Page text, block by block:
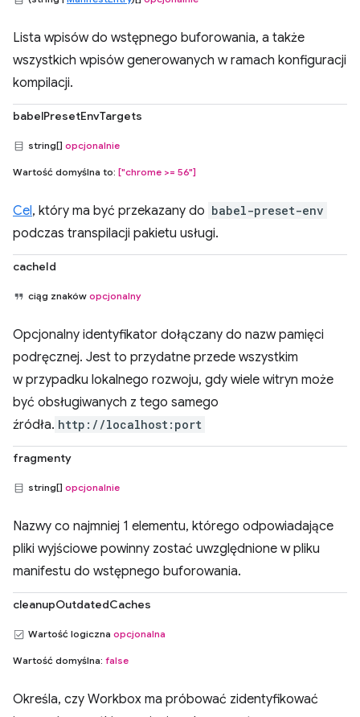
Lista wpisów do wstępnego buforowania, a także
wszystkich wpisów generowanych w ramach konfiguracji
kompilacji.
babelPresetEnvTargets
string[] opcjonalnie
Wartość domyślna to: ["chrome >= 56"]
Cel, który ma być przekazany do babel-preset-env
podczas transpilacji pakietu usługi.
cacheId
ciąg znaków opcjonalny
Opcjonalny identyfikator dołączany do nazw pamięci
podręcznej. Jest to przydatne przede wszystkim
w przypadku lokalnego rozwoju, gdy wiele witryn może
być obsługiwanych z tego samego
źródła. http://localhost:port
fragmenty
string[] opcjonalnie
Nazwy co najmniej 1 elementu, którego odpowiadające
pliki wyjściowe powinny zostać uwzględnione w pliku
manifestu do wstępnego buforowania.
cleanupOutdatedCaches
Wartość logiczna opcjonalna
Wartość domyślna: false
Określa, czy Workbox ma próbować zidentyfikować